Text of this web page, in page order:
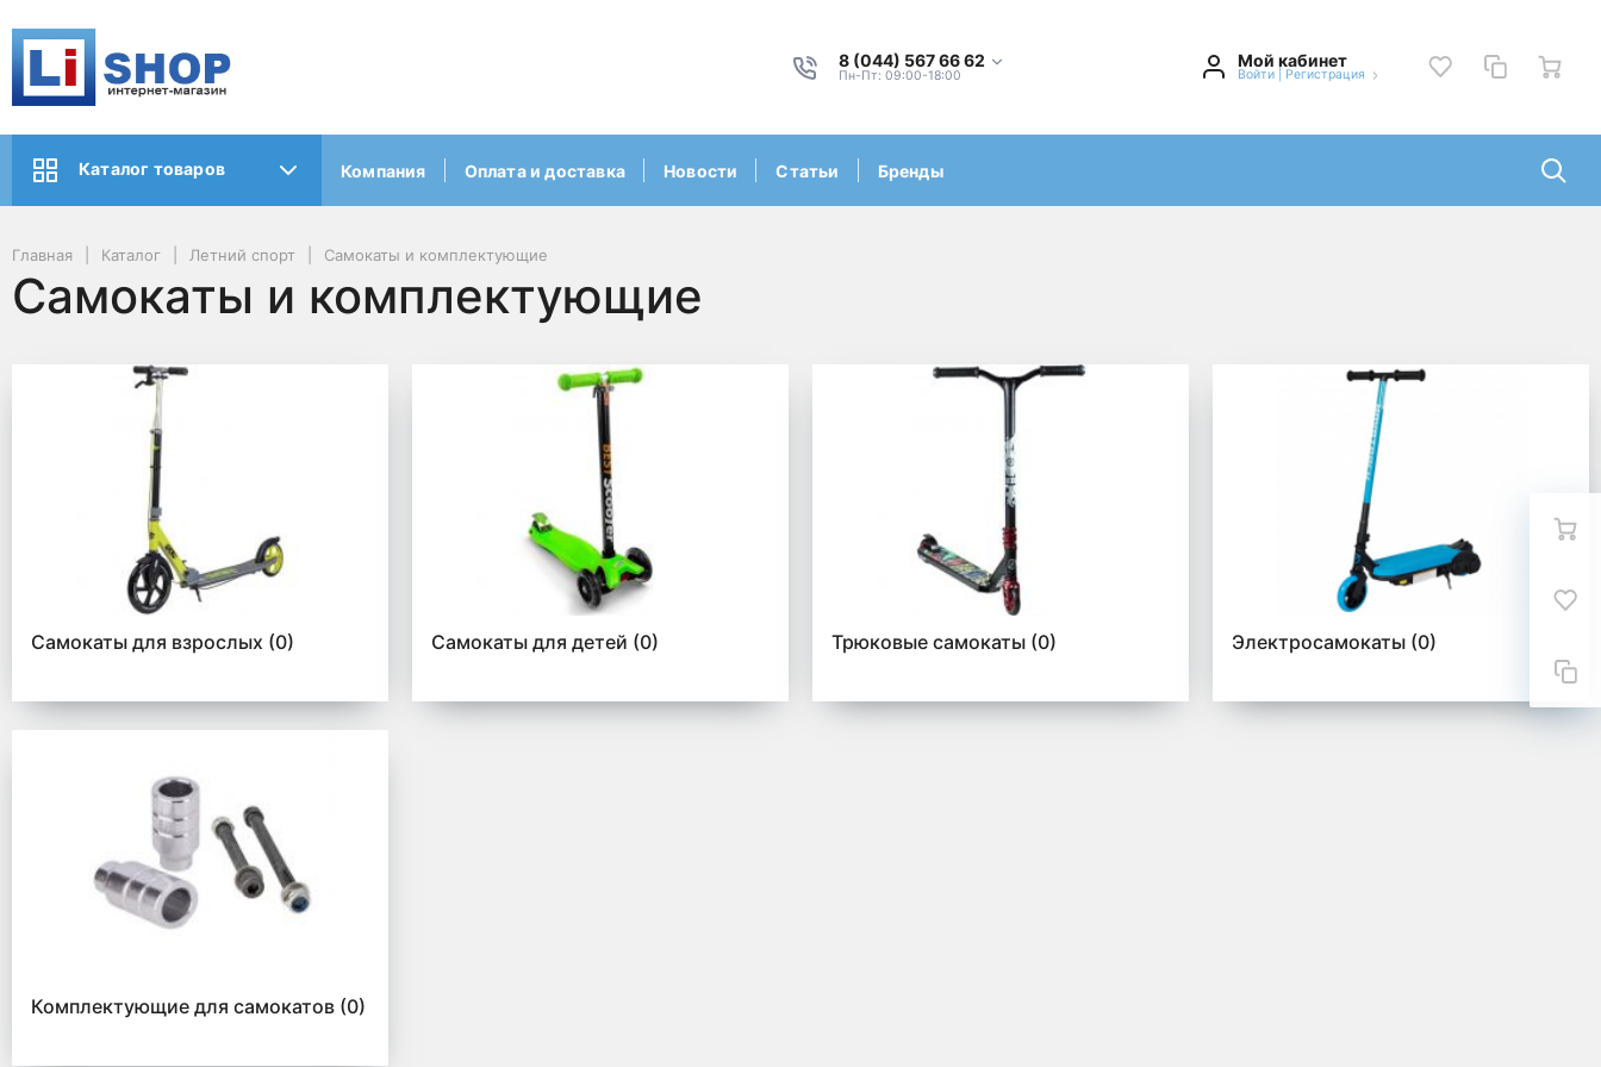
8 (044) 567 66 62
Пн-Пт: 09:00-18:00
Мой кабинет
Войти Регистрация
Каталог товаров Компания Оплата и доставка Новости Статьи Бренды
Главная Каталог Летний спорт Самокаты и комплектующие
Самокаты и комплектующие
Самокаты для взрослых (0) Самокаты для детей (0) Трюковые самокаты (0) Электросамокаты (0)
Комплектующие для самокатов (0)